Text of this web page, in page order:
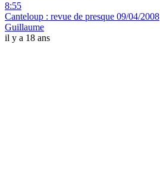
8:55
Canteloup : revue de presque 09/04/2008
Guillaume
il y a 18 ans